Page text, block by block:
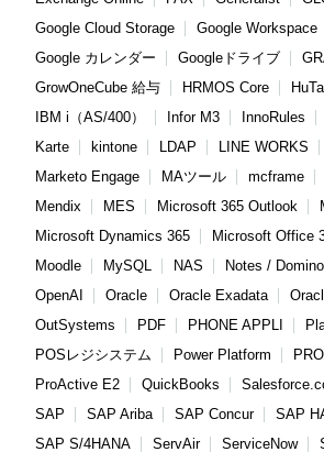
Google Cloud Storage
Google Workspace
Google カレンダー
Googleドライブ
GrowOneCube 給与
HRMOS Core
IBM i（AS/400）
Infor M3 InnoRules
Karte
kintone LDAP LINE WORKS
Marketo Engage
MAツール mcframe
Mendix
MES Microsoft 365 Outlook
Microsoft Dynamics 365
Microsoft Office
Moodle
MySQL NAS Notes / Domino
OpenAI
Oracle Oracle Exadata
OutSystems
PDF PHONE APPLI
POSレジシステム
Power Platform
ProActive E2
QuickBooks
SAP
SAP Ariba SAP Concur
SAP
SAP S/4HANA
ServAir ServiceNow